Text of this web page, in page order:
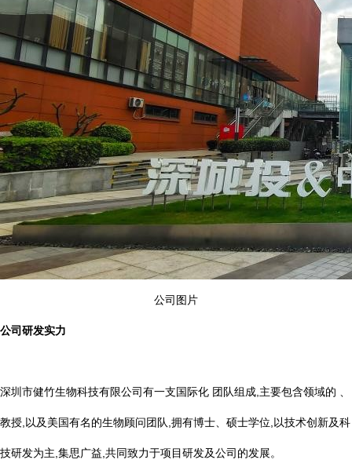
公司图片
公司研发实力
深圳市健竹生物科技有限公司有一支国际化 团队组成,主要包含领域的 、
教授,以及美国有名的生物顾问团队,拥有博士、硕士学位,以技术创新及科
技研发为主,集思广益,共同致力于项目研发及公司的发展。